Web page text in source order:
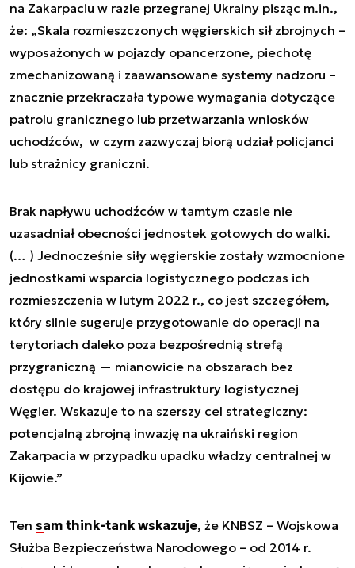
na Zakarpaciu w razie przegranej Ukrainy pisząc m.in.,
że: „Skala rozmieszczonych węgierskich sił zbrojnych –
wyposażonych w pojazdy opancerzone, piechotę
zmechanizowaną i zaawansowane systemy nadzoru –
znacznie przekraczała typowe wymagania dotyczące
patrolu granicznego lub przetwarzania wniosków
uchodźców, w czym zazwyczaj biorą udział policjanci
lub strażnicy graniczni.
Brak napływu uchodźców w tamtym czasie nie
uzasadniał obecności jednostek gotowych do walki.
(… ) Jednocześnie siły węgierskie zostały wzmocnione
jednostkami wsparcia logistycznego podczas ich
rozmieszczenia w lutym 2022 r., co jest szczegółem,
który silnie sugeruje przygotowanie do operacji na
terytoriach daleko poza bezpośrednią strefą
przygraniczną — mianowicie na obszarach bez
dostępu do krajowej infrastruktury logistycznej
Węgier. Wskazuje to na szerszy cel strategiczny:
potencjalną zbrojną inwazję na ukraiński region
Zakarpacia w przypadku upadku władzy centralnej w
Kijowie.”
Ten sam think-tank wskazuje, że KNBSZ – Wojskowa
Służba Bezpieczeństwa Narodowego – od 2014 r.